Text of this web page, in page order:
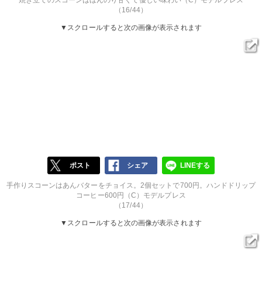
（16/44）
▼スクロールすると次の画像が表示されます
ポスト シェア LINEする
手作りスコーンはあんバターをチョイス。2個セットで700円。ハンドドリップ
コーヒー600円（C）モデルプレス
（17/44）
▼スクロールすると次の画像が表示されます